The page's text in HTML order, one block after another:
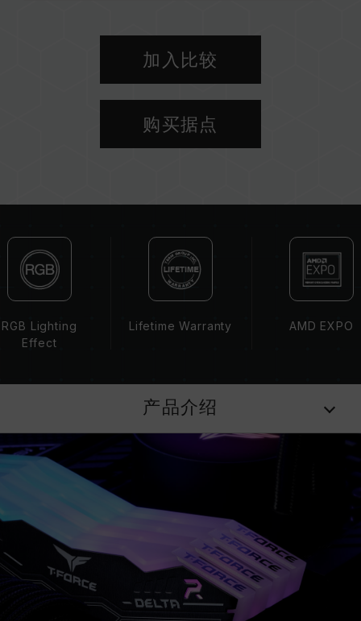
请勿混合使用不同容量、频率、品牌、型号的内
存。每一组套装中的内存皆通过兼容性测试配对而
成。若混合使用不同套装的内存，将可能导致系统
不稳定或不开机。
板、CPU 兼容性。
EXPO（AMD），内存将以 SPD 默认频率
（JEDEC 标准）运行，如 DDR5-4800 (或更
低)。此为正常行为，并非产品瑕疵。
XMP 3.0 / EXPO 需由使用者手动启用，部分主
统设定。
内存模块的标示频率为最高可达频率，并非所有系
统都能达成。
请确认您的主板与处理器支持对应的超频技术
（XMP 3.0 / EXPO），否则内存可能无法达到标
示的超频频率。
十铨科技的内存模块皆在正常电压情况下进行验
证，若有处理器或主板故障状况，请联系处理器或
主板相关售后服务。
加入比较
购买据点
RGB Lighting
Effect
Lifetime Warranty AMD EXPO
产品介绍